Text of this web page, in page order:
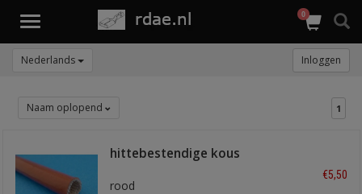
Toggle
0
Nederlands Inloggen
Naam oplopend 1
hittebestendige kous
rood
€5,50